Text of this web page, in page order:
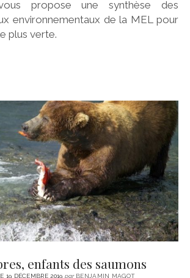
propose une synthèse des
environnementaux de la MEL pour
plus verte.
enfants des saumons
19 DÉCEMBRE 2019 parBENJAMIN MAGOT